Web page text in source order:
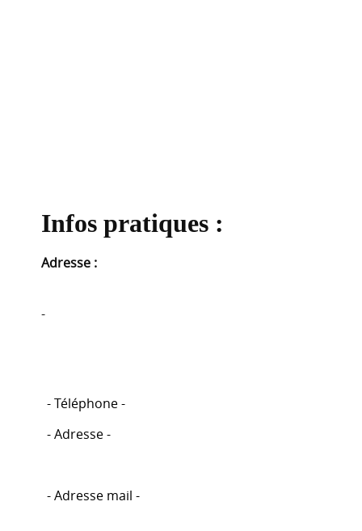
Infos pratiques :
Adresse :
-
- Téléphone -
- Adresse -
- Adresse mail -